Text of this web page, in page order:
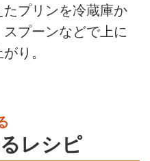
プリンを冷蔵庫か
プーンなどで上に
り。
レシピ